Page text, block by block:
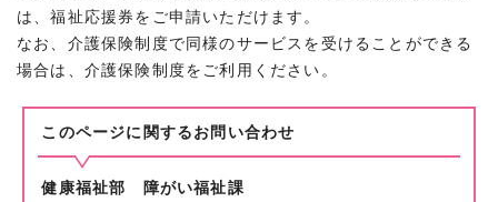
は、福祉応援券をご申請いただけます。
なお、介護保険制度で同様のサービスを受けることができる
場合は、介護保険制度をご利用ください。
このページに関する お問い合わせ
健康福祉部 障がい福祉課